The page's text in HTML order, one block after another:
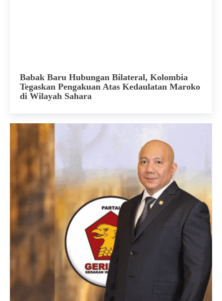
Babak Baru Hubungan Bilateral, Kolombia
Tegaskan Pengakuan Atas Kedaulatan Maroko
di Wilayah Sahara